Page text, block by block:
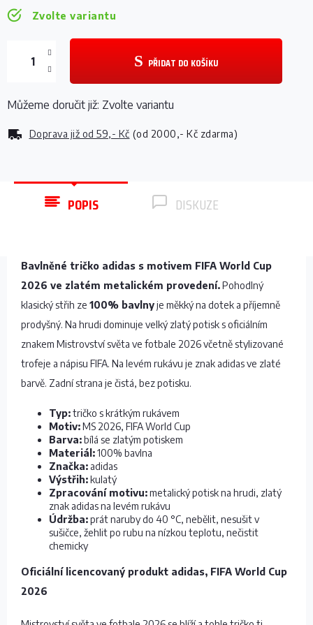
Zvolte variantu
Doprava již od 59,- Kč (od 2000,- Kč zdarma)
PŘIDAT DO KOŠÍKU
Můžeme doručit již: Zvolte variantu
POPIS DISKUZE
Bavlněné tričko adidas s motivem FIFA World Cup
2026 ve zlatém metalickém provedení.Pohodlný
klasický střih ze 100% bavlnyje měkký na dotek a příjemně
prodyšný. Na hrudi dominuje velký zlatý potisk s oficiálním
znakem Mistrovství světa ve fotbale 2026 včetně stylizované
trofeje a nápisu FIFA. Na levém rukávu je znak adidas ve zlaté
barvě. Zadní strana je čistá, bez potisku.
Typ:tričko s krátkým rukávem
Motiv:MS 2026, FIFA World Cup
Barva:bílá se zlatým potiskem
Materiál:100% bavlna
Značka: adidas
Výstřih:kulatý
Zpracování motivu:metalický potisk na hrudi, zlatý
znak adidas na levém rukávu
Údržba:prát naruby do 40 °C, nebělit, nesušit v
sušičce, žehlit po rubu na nízkou teplotu, nečistit
chemicky
Oficiální licencovaný produkt adidas, FIFA World Cup
2026